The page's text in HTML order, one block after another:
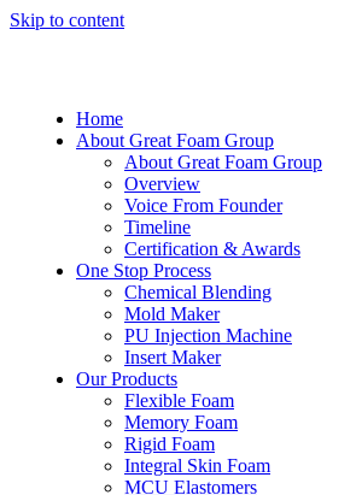
Skip to content
Home
About Great Foam Group
About Great Foam Group
Overview
Voice From Founder
Timeline
Certification & Awards
One Stop Process
Chemical Blending
Mold Maker
PU Injection Machine
Insert Maker
Our Products
Flexible Foam
Memory Foam
Rigid Foam
Integral Skin Foam
MCU Elastomers